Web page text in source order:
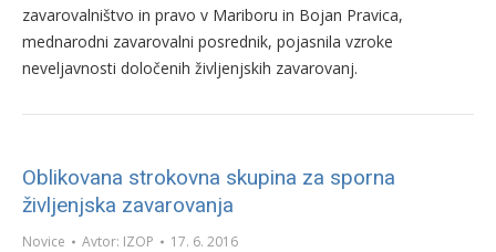
zavarovalništvo in pravo v Mariboru in Bojan Pravica,
mednarodni zavarovalni posrednik, pojasnila vzroke
neveljavnosti določenih življenjskih zavarovanj.
Oblikovana strokovna skupina za sporna
življenjska zavarovanja
Novice Avtor: IZOP 17. 6. 2016